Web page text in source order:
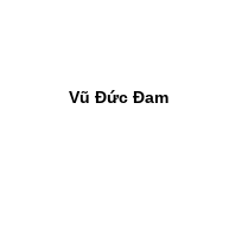
Vũ Đức Đam